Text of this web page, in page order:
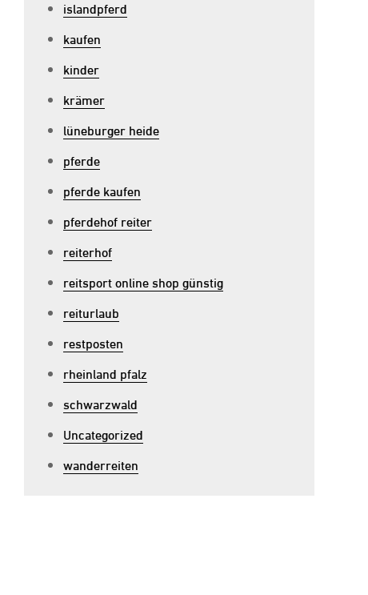
islandpferd
kaufen
kinder
krämer
lüneburger heide
pferde
pferde kaufen
pferdehof reiter
reiterhof
reitsport online shop günstig
reiturlaub
restposten
rheinland pfalz
schwarzwald
Uncategorized
wanderreiten